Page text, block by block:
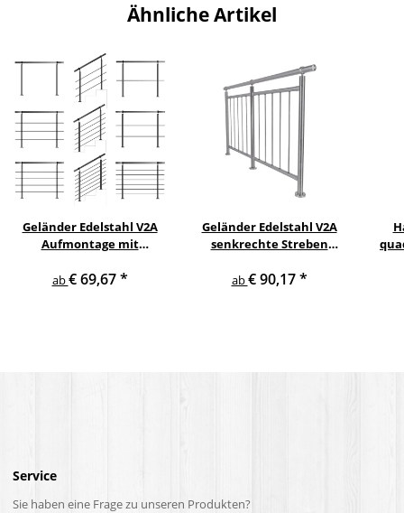
Ähnliche Artikel
Geländer Edelstahl V2A
Aufmontage mit
Querstreben
ab€ 69,67*
Geländer Edelstahl V2A
senkrechte Streben
ab€ 90,17*
Service
Sie haben eine Frage zu unseren Produkten?